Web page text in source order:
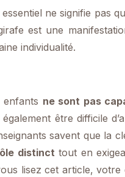
ne signifie pas
est une
individualité.
enfants ne sont pas
être difficile
savent que la
distinct tout en
lisez cet article,